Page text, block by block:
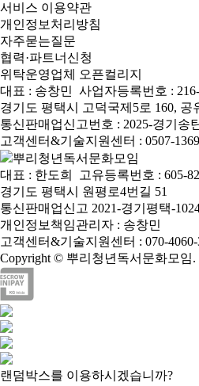
서비스 이용약관
개인정보처리방침
자주묻는질문
협력·파트너신청
위탁운영업체 오픈컬리지
대표 : 송창민 사업자등록번호 :
경기도 평택시 고덕국제5로 160, 공
통신판매업신고번호 : 2025-경기송
고객센터&기술지원센터 : 0507-
뿌리청년독서문화모임
대표 : 한도희
고유등록번호 : 605-
경기도 평택시 원평로4번길 51
통신판매업신고 2021-경기평택-
개인정보책임관리자 : 송창민
고객센터&기술지원센터 : 070-4060-
Copyright © 뿌리청년독서문화모임.
랜덤박스를 이용하시겠습니까?